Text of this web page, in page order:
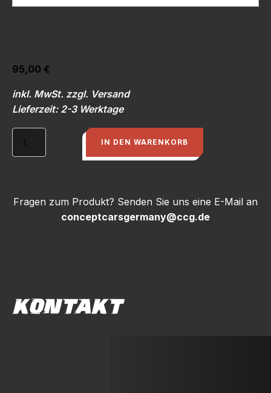
95,00 €
inkl. MwSt. zzgl. Versand
Lieferzeit: 2-3 Werktage
Montagesatz
7
Silentblöcke
IN DEN WARENKORB
Fragen zum Produkt? Senden Sie uns eine E-Mail an
conceptcarsgermany@ccg.de
KONTAKT